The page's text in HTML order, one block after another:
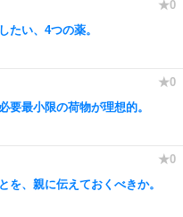
たい、4つの薬。
要最小限の荷物が理想的。
を、親に伝えておくべきか。